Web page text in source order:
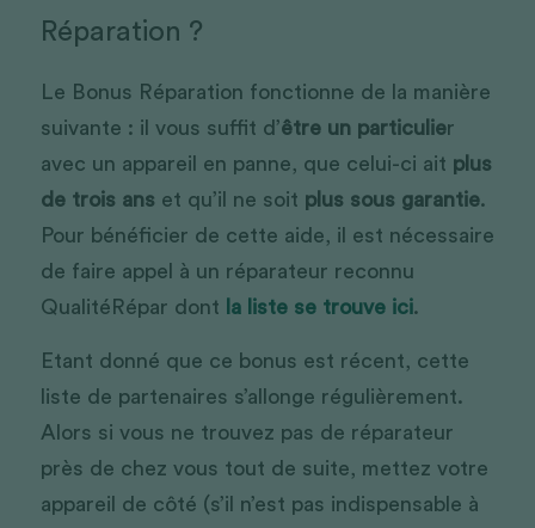
Réparation ?
Le Bonus Réparation fonctionne de la manière
suivante : il vous suffit d’être un particulier
avec un appareil en panne, que celui-ci ait plus
de trois ans et qu’il ne soit plus sous garantie.
Pour bénéficier de cette aide, il est nécessaire
de faire appel à un réparateur reconnu
QualitéRépar dont
la liste se trouve ici.
Etant donné que ce bonus est récent, cette
liste de partenaires s’allonge régulièrement.
Alors si vous ne trouvez pas de réparateur
près de chez vous tout de suite, mettez votre
appareil de côté (s’il n’est pas indispensable à